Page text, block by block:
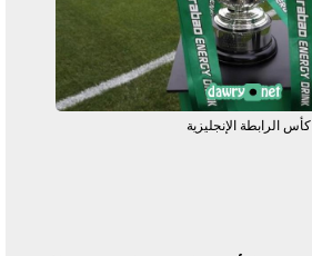
كأس الرابطة الإنجليزية